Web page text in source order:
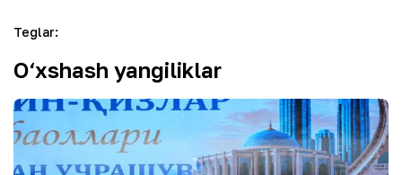
Teglar:
O‘xshash yangiliklar